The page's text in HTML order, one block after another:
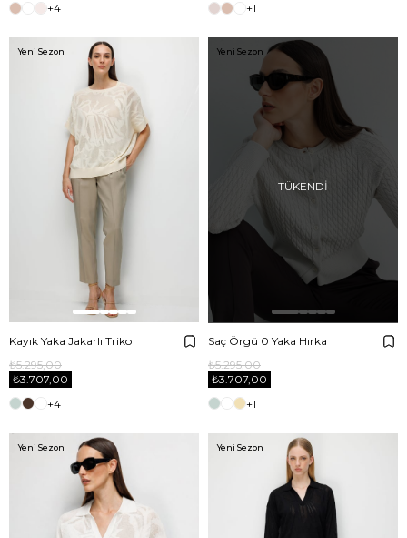
+4 +1
Kayık Yaka Jakarlı Triko
₺3.707,00
₺5.295,00
+4
Yeni Sezon
TÜKENDI
Saç Örgü 0 Yaka Hırka
₺3.707,00
₺5.295,00
+1
Yeni Sezon
Yeni Sezon Yeni Sezon